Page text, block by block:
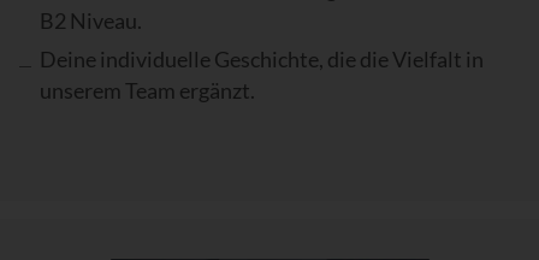
B2 Niveau.
Deine individuelle Geschichte, die die Vielfalt in
unserem Team ergänzt.